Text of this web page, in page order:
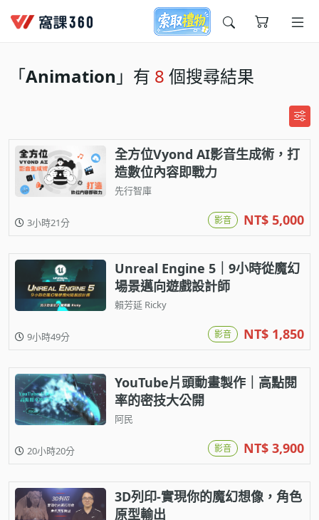
今天想要學什麼?
窩課推薦給您
「Animation 」有 8 個搜尋結果
全方位Vyond AI影音生成術，打
造數位內容即戰力
先行智庫
3小時21分 影音 NT$ 5,000
Unreal Engine 5｜9小時從魔幻
場景邁向遊戲設計師
賴芳延 Ricky
9小時49分 影音 NT$ 1,850
YouTube片頭動畫製作｜高點閱
率的密技大公開
阿民
20小時20分 影音 NT$ 3,900
3D列印-實現你的魔幻想像，角色
原型輸出